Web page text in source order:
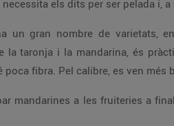
els dits per ser pelada i,
un gran nombre de varietats,
la taronja i la mandarina, és
fibra. Pel calibre, es ven més
mandarines a les fruiteries a